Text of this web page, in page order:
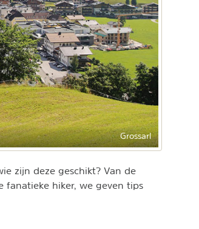
Grossarl
zijn deze geschikt? Van de
fanatieke hiker, we geven tips